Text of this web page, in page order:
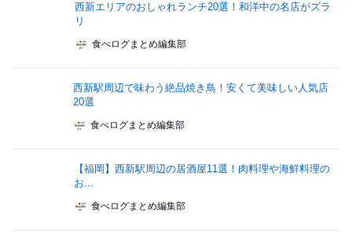
西新エリアのおしゃれランチ20選！和洋中の名店がズラ
リ
食べログまとめ編集部
西新駅周辺で味わう絶品焼き鳥！安くて美味しい人気店
20選
食べログまとめ編集部
【福岡】西新駅周辺の居酒屋11選！肉料理や海鮮料理の
お...
食べログまとめ編集部